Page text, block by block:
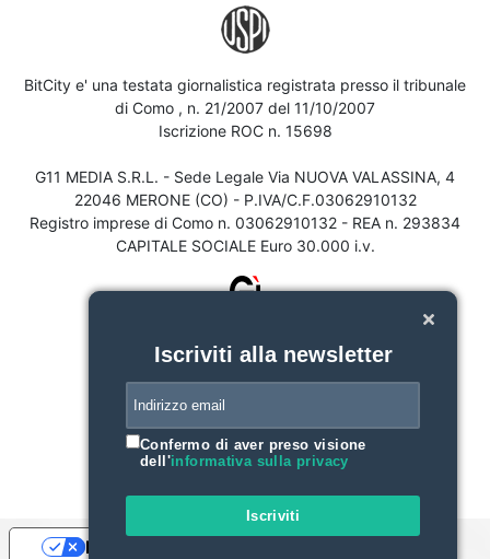
BitCity e' una testata giornalistica registrata presso il tribunale
di Como , n. 21/2007 del 11/10/2007
Iscrizione ROC n. 15698
G11 MEDIA S.R.L. - Sede Legale Via NUOVA VALASSINA, 4
22046 MERONE (CO) - P.IVA/C.F.03062910132
Registro imprese di Como n. 03062910132 - REA n. 293834
CAPITALE SOCIALE Euro 30.000 i.v.
Iscriviti alla newsletter
Confermo di aver preso visione
dell'informativa sulla privacy
Iscriviti
Le tue preferenze relative alla privacy